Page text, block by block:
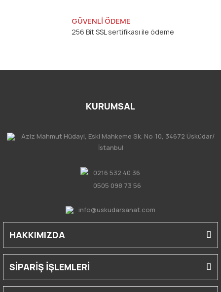
GÜVENLİ ÖDEME
256 Bit SSL sertifikası ile ödeme
KURUMSAL
Aziz Mahmut Hüdayi, Eski Mahkeme Sk. No:10, 34672 Üsküdar/
İstanbul
0216 532 40 36
0505 098 73 56
info@uskudarsanat.com
HAKKIMIZDA
SİPARİŞ İŞLEMLERİ